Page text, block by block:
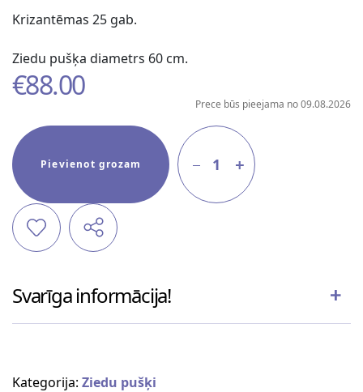
Krizantēmas 25 gab.
Ziedu pušķa diametrs 60 cm.
€88.00
Prece būs pieejama no 09.08.2026
Pievienot grozam 1
Svarīga informācija!
Kategorija: Ziedu pušķi